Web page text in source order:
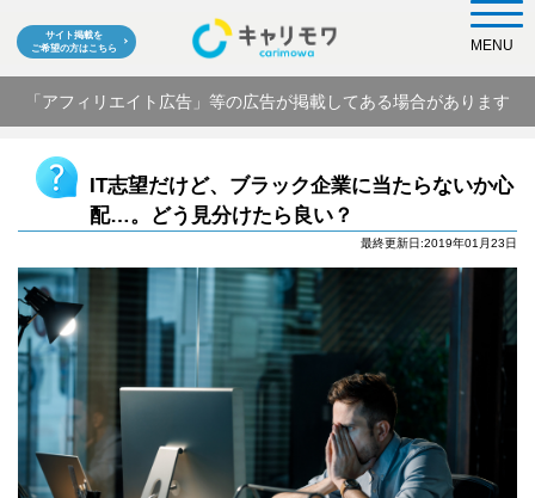
サイト掲載を
ご希望の方はこちら
「アフィリエイト広告」等の広告が掲載してある場合があります
MENU
IT志望だけど、ブラック企業に当たらないか心
配…。どう見分けたら良い？
最終更新日:2019年01月23日